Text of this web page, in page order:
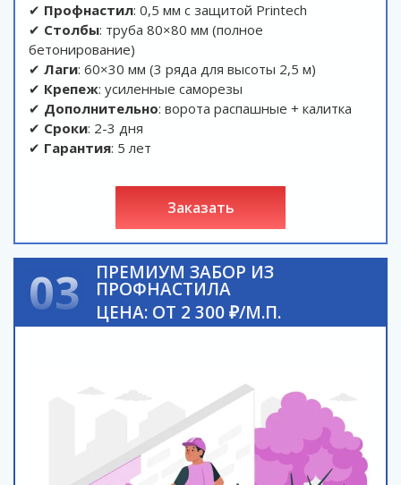
✔ Профнастил: 0,5 мм с защитой Printech
✔ Столбы: труба 80×80 мм (полное
бетонирование)
✔ Лаги: 60×30 мм (3 ряда для высоты 2,5 м)
✔ Крепеж: усиленные саморезы
✔ Дополнительно: ворота распашные + калитка
✔ Сроки: 2-3 дня
✔ Гарантия: 5 лет
заказать
03 ПРЕМИУМ ЗАБОР ИЗ
ПРОФНАСТИЛА
ЦЕНА: ОТ 2 300 ₽/М.П.